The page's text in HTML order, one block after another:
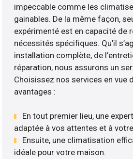
impeccable comme les
gainables. De la même façon,
expérimenté est en capacité de
nécessités spécifiques. Qu’il
installation complète, de
réparation, nous assurons un
Choisissez nos services en vue
avantages :
En tout premier lieu, une
adaptée à vos attentes et à
Ensuite, une climatisation
idéale pour votre maison.